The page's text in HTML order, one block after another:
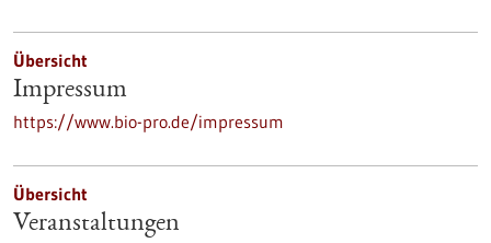
Übersicht
Impressum
https://www.bio-pro.de/impressum
Übersicht
Veranstaltungen